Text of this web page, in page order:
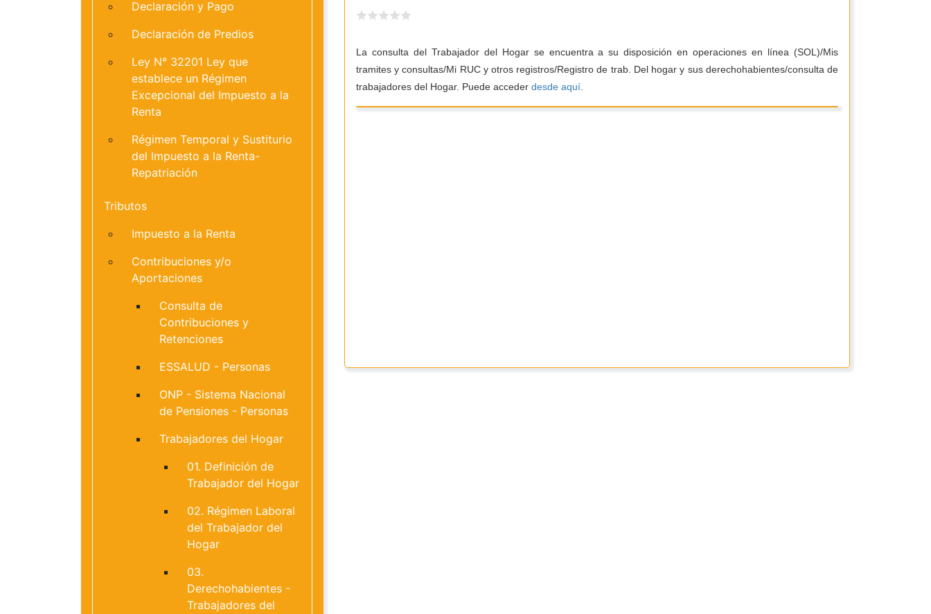
La consulta del Trabajador del Hogar se encuentra a su disposición en operaciones en línea (SOL)/Mis
tramites y consultas/Mi RUC y otros registros/Registro de trab. Del hogar y sus derechohabientes/consulta de
trabajadores del Hogar. Puede acceder desde aquí.
Declaración y Pago
Declaración de Predios
Ley N° 32201 Ley que
establece un Régimen
Excepcional del Impuesto a la
Renta
Régimen Temporal y Sustiturio
del Impuesto a la Renta-
Repatriación
Tributos
Impuesto a la Renta
Contribuciones y/o
Aportaciones
Consulta de
Contribuciones y
Retenciones
ESSALUD - Personas
ONP - Sistema Nacional
de Pensiones - Personas
Trabajadores del Hogar
01. Definición de
Trabajador del Hogar
02. Régimen Laboral
del Trabajador del
Hogar
03.
Derechohabientes -
Trabajadores del